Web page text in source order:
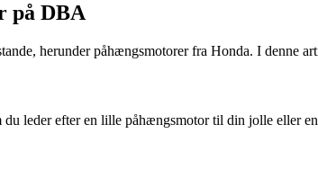
på DBA
herunder påhængsmotorer fra Honda. I denne
leder efter en lille påhængsmotor til din jolle eller